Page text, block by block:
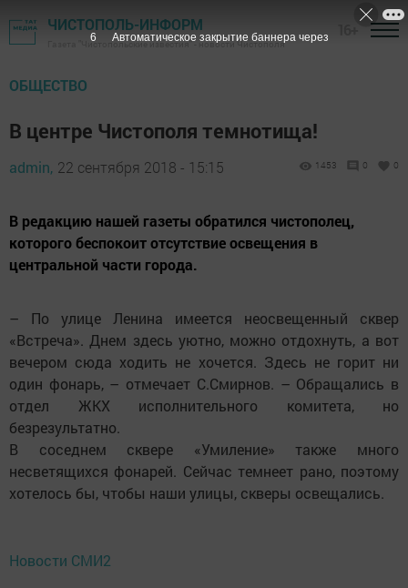
ЧИСТОПОЛЬ-ИНФОРМ
Газета "Чистопольские известия" - новости Чистополя
ОБЩЕСТВО
В центре Чистополя темнотища!
admin, 22 сентября 2018 - 15:15 1453 0 0
В редакцию нашей газеты обратился чистополец,
которого беспокоит отсутствие освещения в
центральной части города.
– По улице Ленина имеется неосвещенный сквер
«Встреча». Днем здесь уютно, можно отдохнуть, а вот
вечером сюда ходить не хочется. Здесь не горит ни
один фонарь, – отмечает С.Смирнов. – Обращались в
отдел ЖКХ исполнительного комитета, но
безрезультатно.
В соседнем сквере «Умиление» также много
несветящихся фонарей. Сейчас темнеет рано, поэтому
хотелось бы, чтобы наши улицы, скверы освещались.
Новости СМИ2
5 Автоматическое закрытие баннера через